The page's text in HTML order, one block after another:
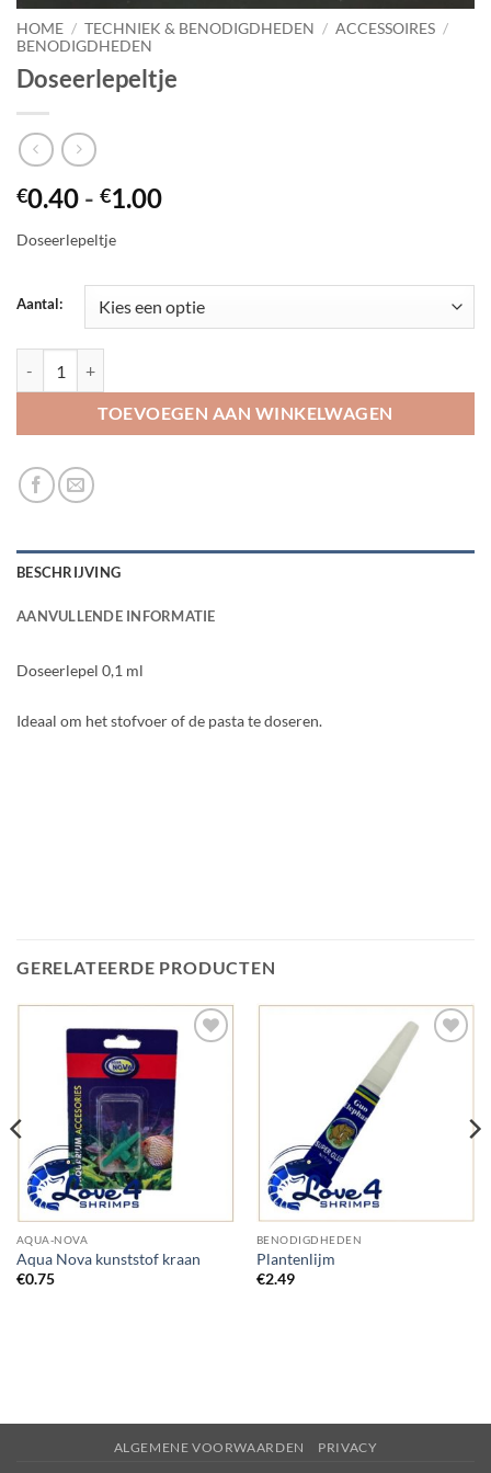
HOME / TECHNIEK & BENODIGDHEDEN / ACCESSOIRES /
BENODIGDHEDEN
Doseerlepeltje
€0.40 - €1.00Prijsklasse:
Doseerlepeltje
Aantal:
TOEVOEGEN AAN WINKELWAGEN
BESCHRIJVING
AANVULLENDE INFORMATIE
Doseerlepel 0,1 ml
Ideaal om het stofvoer of de pasta te doseren.
GERELATEERDE PRODUCTEN
AQUA-NOVA
Aqua Nova kunststof kraan
€0.75
BENODIGDHEDEN
Plantenlijm
€2.49
ALGEMENE VOORWAARDEN PRIVACY